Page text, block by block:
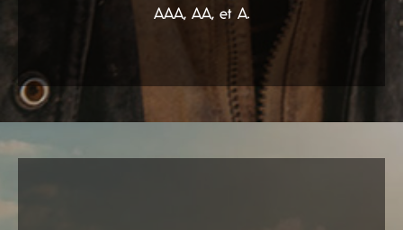
AAA, AA, et A.